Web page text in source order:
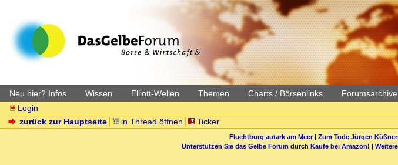
Neu hier? Infos Wissen Elliott-Wellen Themen Charts / Börsenlinks Forumsarchive
Login
zurück zur Hauptseite
in Thread öffnen Ticker
Fluchtburg autark am Meer| Zum Tode Jürgen
Unterstützen Sie das Gelbe Forum durch Käufe bei Amazon! |